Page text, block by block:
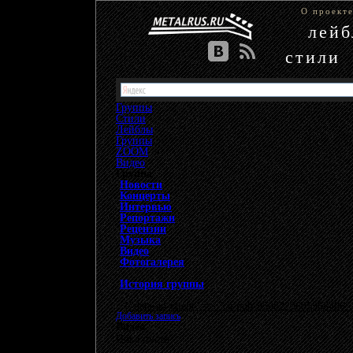
О проекте
стили
Группы
Стили
Лейблы
Группы»
ZOOM»
Видео
Группа
Новости
Концерты
Интервью
Репортажи
Рецензии
Музыка
Видео
Фотогалерея
История группы
{"data-ad-client" => "ca-pub-
Добавить запись
Видео
Пока пусто